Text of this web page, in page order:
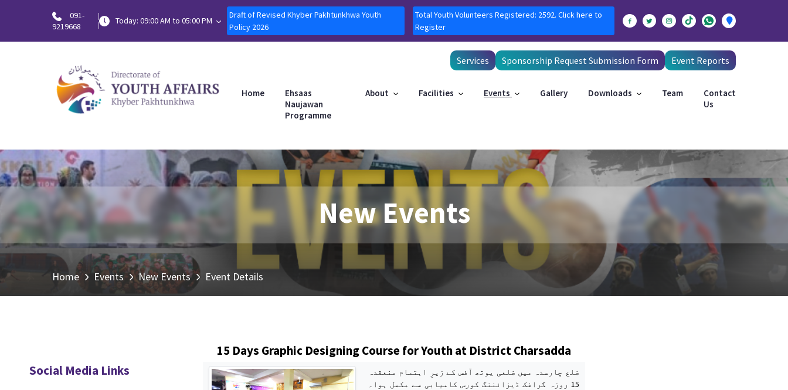
091-
9219668
Today: 09:00 AM to 05:00 PM
Draft of Revised Khyber Pakhtunkhwa Youth
Policy 2026
Total Youth Volunteers Registered: 2592. Click here to
Register
Services Sponsorship Request Submission Form Event Reports
Home
Ehsaas
Naujawan
Programme
About Facilities Events Gallery Downloads Team
Contact
Us
New Events
Home Events New Events Event Details
Social Media Links
15 Days Graphic Designing Course for Youth at District Charsadda
ضلع چارسدہ میں ضلعی یوتھ آفس کے زیرِ اہتمام منعقدہ
15 روزہ گرافک ڈیزائننگ کورس کامیابی سے مکمل ہوا۔